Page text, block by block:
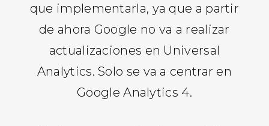
que implementarla, ya que a partir
de ahora Google no va a realizar
actualizaciones en Universal
Analytics. Solo se va a centrar en
Google Analytics 4.